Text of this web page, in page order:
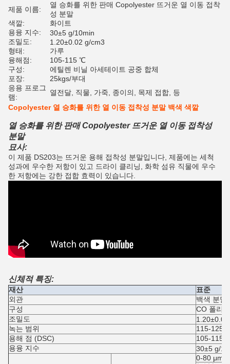
제품 이름:
열 승화를 위한 판매 Copolyester 뜨거운 열 이동 접착
성 분말
색깔:
화이트
용융 지수:
30±5 g/10min
조밀도:
1.20±0.02 g/cm3
형태:
가루
융해점:
105-115 ℃
구성:
에틸렌 비닐 아세테이트 공중 합체
포장:
25kgs/부대
응용 프로그
램:
열전달, 직물, 가죽, 종이의, 목제 접합, 등
Copolyester 열 승화를 위한 열 이동 접착성 분말 백색 색깔
열 승화를 위한 판매 Copolyester 뜨거운 열 이동 접착성
분말
묘사:
이 제품 DS203는 뜨거운 용해 접착성 분말입니다, 제품에는 세척
성과에 우수한 저항이 있고 드라이 클리닝, 화학 섬유 직물에 우수
한 저항에는 강한 접합 효력이 있습니다.
신체적 특징:
재산
표준
외관
백색 분말
구성
CO 폴리
조밀도
1.20±0.02
녹는 범위
115-125℃
용해 점 (DSC)
105-115
용융 지수
30±5 g/
0-80 μm